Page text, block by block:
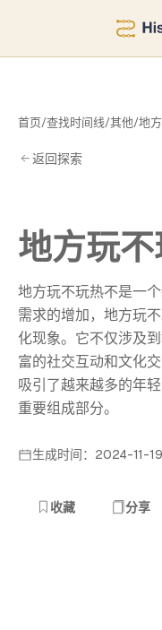
首页/查找时间线/其他/地
返回探索
地方玩
地方玩不玩热不是一
需求的增加，地方玩
化现象。它不仅涉及
富的社交互动和文化
吸引了越来越多的年
重要组成部分。
生成时间：2024-11-19
收藏 分享